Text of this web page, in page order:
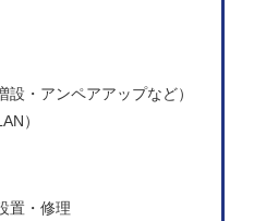
・アンペアアップなど）
）
置・修理